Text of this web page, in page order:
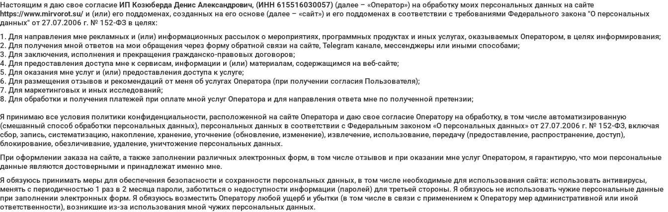
Настоящим я даю свое согласие ИП Козюберда Денис Александрович, (ИНН 615516030057) (далее – «Оператор») на обработку моих персональных данных на сайте
https://www.mirvorot.su/ и (или) его поддоменах, созданных на его основе (далее – «сайт») и его поддоменах в соответствии с требованиями Федерального закона "О персональных
данных" от 27.07.2006 г. № 152-ФЗ в целях:
1. Для направления мне рекламных и (или) информационных рассылок о мероприятиях, программных продуктах и иных услугах, оказываемых Оператором, в целях информирования;
2. Для получения мной ответов на мои обращения через форму обратной связи на сайте, Telegram канале, мессенджеры или иными способами;
3. Для заключения, исполнения и прекращения гражданско-правовых договоров;
4. Для предоставления доступа мне к сервисам, информации и (или) материалам, содержащимся на веб-сайте;
5. Для оказания мне услуг и (или) предоставления доступа к услуге;
6. Для размещения отзывов и рекомендаций от меня об услугах Оператора (при получении согласия Пользователя);
7. Для маркетинговых и иных исследований;
8. Для обработки и получения платежей при оплате мной услуг Оператора и для направления ответа мне по полученной претензии;
Я принимаю все условия политики конфиденциальности, расположенной на сайте Оператора и даю свое согласие Оператору на обработку, в том числе автоматизированную
(смешанный способ обработки персональных данных), персональных данных в соответствии с Федеральным законом «О персональных данных» от 27.07.2006 г. № 152-ФЗ, включая
сбор, запись, систематизацию, накопление, хранение, уточнение (обновление, изменение), извлечение, использование, передачу (предоставление, распространение, доступ),
блокирование, обезличивание, удаление, уничтожение персональных данных.
При оформлении заказа на сайте, а также заполнении различных электронных форм, в том числе отзывов и при оказании мне услуг Оператором, я гарантирую, что мои персональные
данные являются достоверными и принадлежат именно мне.
Я обязуюсь принимать меры для обеспечения безопасности и сохранности персональных данных, в том числе необходимые для использования сайта: использовать антивирусы,
менять с периодичностью 1 раз в 2 месяца пароли, заботиться о недоступности информации (паролей) для третьей стороны. Я обязуюсь не использовать чужие персональные данные
при заполнении электронных форм. Я обязуюсь возместить Оператору любой ущерб и убытки (в том числе в связи с применением к Оператору мер административной или иной
ответственности), возникшие из-за использования мной чужих персональных данных.